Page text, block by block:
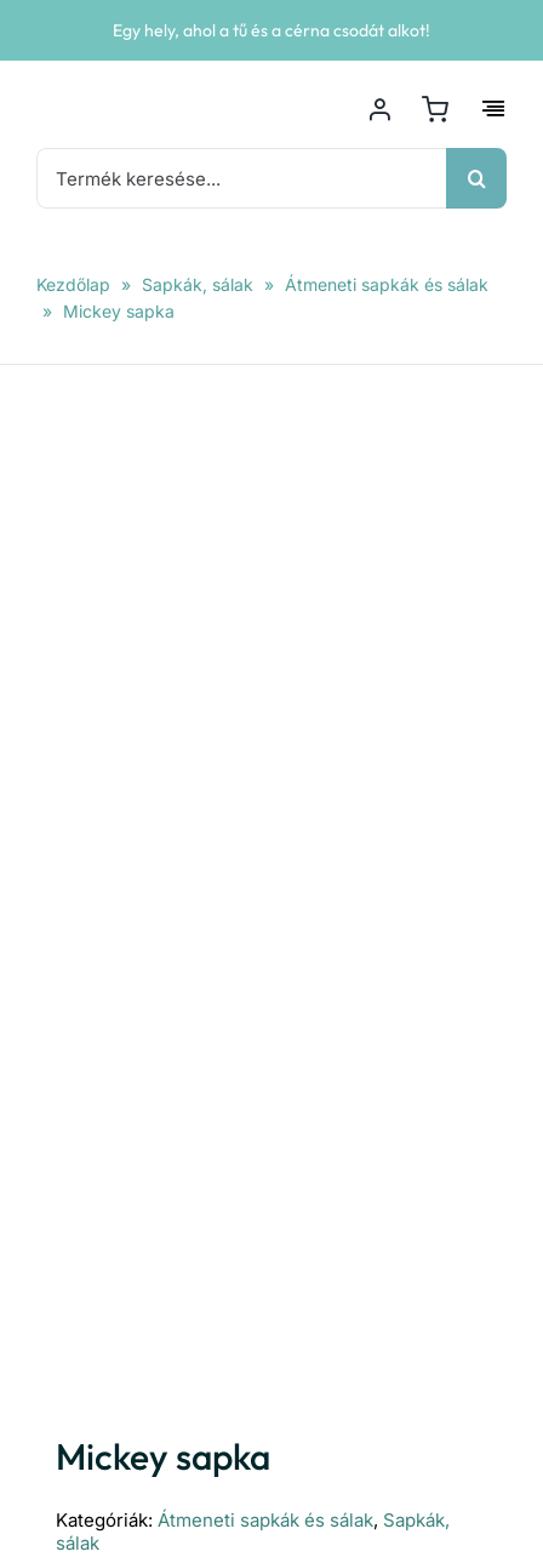
Egy hely, ahol a tű és a cérna csodát alkot!
Keresés...
Kezdőlap » Sapkák, sálak » Átmeneti sapkák és sálak
» Mickey sapka
Mickey sapka
Kategóriák: Átmeneti sapkák és sálak, Sapkák,
sálak